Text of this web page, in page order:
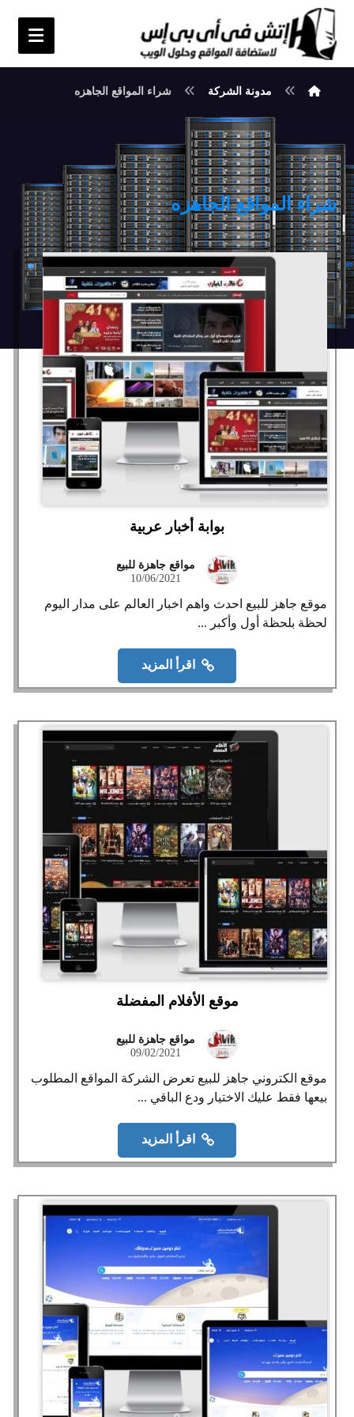
مدونة الشركة شراء المواقع الجاهزه
شراء المواقع الجاهزه
بوابة أخبار عربية
مواقع جاهزة للبيع
10/06/2021
موقع جاهز للبيع احدث واهم اخبار العالم على مدار اليوم
لحظة بلحظة أول وأكبر ...
اقرأ المزيد
موقع الأفلام المفضلة
مواقع جاهزة للبيع
09/02/2021
موقع الكتروني جاهز للبيع تعرض الشركة المواقع المطلوب
بيعها فقط عليك الاختيار ودع الباقي ...
اقرأ المزيد